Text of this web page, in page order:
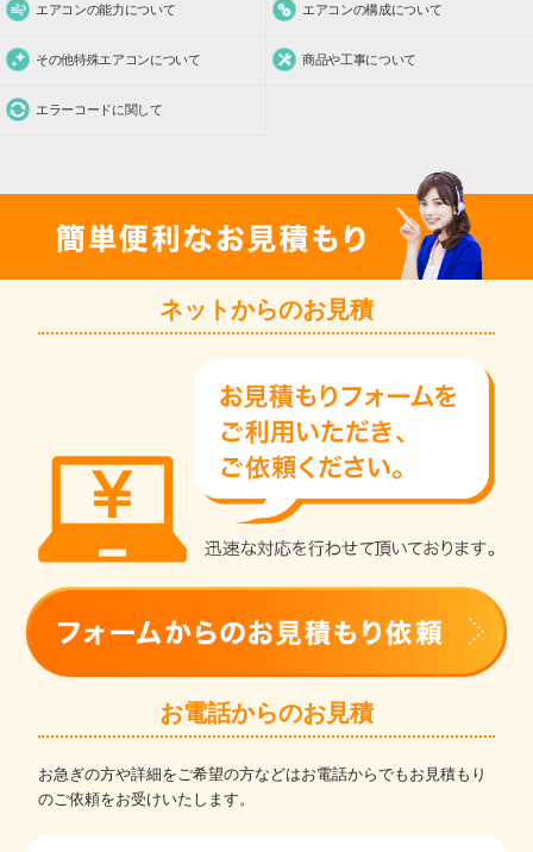
エアコンの能力について エアコンの構成について
その他特殊エアコンについて 商品や工事について
エラーコードに関して
ネットからのお見積
お電話からのお見積
お急ぎの方や詳細をご希望の方などはお電話からでもお見積もり
のご依頼をお受けいたします。